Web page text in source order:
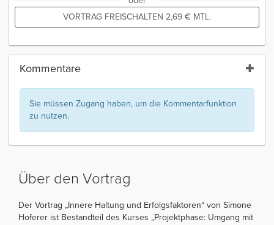
VORTRAG FREISCHALTEN 2,69 € MTL.
Kommentare
Sie müssen Zugang haben, um die Kommentarfunktion
zu nutzen.
Über den Vortrag
Der Vortrag „Innere Haltung und Erfolgsfaktoren“ von Simone
Hoferer ist Bestandteil des Kurses „Projektphase: Umgang mit